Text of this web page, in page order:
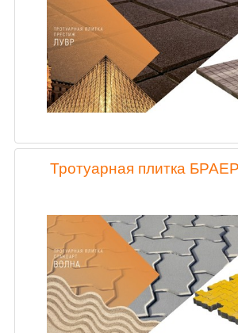
Тротуарная плитка